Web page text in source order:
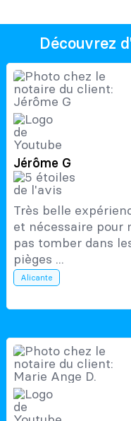
Découvrez
Jérôme G
Très belle
et nécessaire pour
pas tomber dans
pièges ...
Alicante